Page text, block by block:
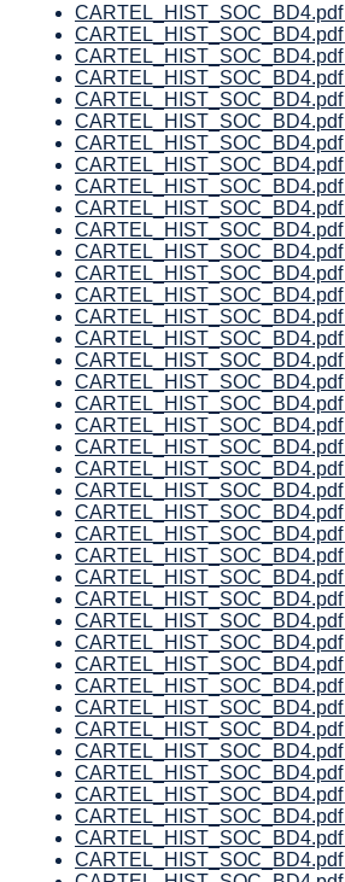
CARTEL_HIST_SOC_BD4.pdf
CARTEL_HIST_SOC_BD4.pdf
CARTEL_HIST_SOC_BD4.pdf
CARTEL_HIST_SOC_BD4.pdf
CARTEL_HIST_SOC_BD4.pdf
CARTEL_HIST_SOC_BD4.pdf
CARTEL_HIST_SOC_BD4.pdf
CARTEL_HIST_SOC_BD4.pdf
CARTEL_HIST_SOC_BD4.pdf
CARTEL_HIST_SOC_BD4.pdf
CARTEL_HIST_SOC_BD4.pdf
CARTEL_HIST_SOC_BD4.pdf
CARTEL_HIST_SOC_BD4.pdf
CARTEL_HIST_SOC_BD4.pdf
CARTEL_HIST_SOC_BD4.pdf
CARTEL_HIST_SOC_BD4.pdf
CARTEL_HIST_SOC_BD4.pdf
CARTEL_HIST_SOC_BD4.pdf
CARTEL_HIST_SOC_BD4.pdf
CARTEL_HIST_SOC_BD4.pdf
CARTEL_HIST_SOC_BD4.pdf
CARTEL_HIST_SOC_BD4.pdf
CARTEL_HIST_SOC_BD4.pdf
CARTEL_HIST_SOC_BD4.pdf
CARTEL_HIST_SOC_BD4.pdf
CARTEL_HIST_SOC_BD4.pdf
CARTEL_HIST_SOC_BD4.pdf
CARTEL_HIST_SOC_BD4.pdf
CARTEL_HIST_SOC_BD4.pdf
CARTEL_HIST_SOC_BD4.pdf
CARTEL_HIST_SOC_BD4.pdf
CARTEL_HIST_SOC_BD4.pdf
CARTEL_HIST_SOC_BD4.pdf
CARTEL_HIST_SOC_BD4.pdf
CARTEL_HIST_SOC_BD4.pdf
CARTEL_HIST_SOC_BD4.pdf
CARTEL_HIST_SOC_BD4.pdf
CARTEL_HIST_SOC_BD4.pdf
CARTEL_HIST_SOC_BD4.pdf
CARTEL_HIST_SOC_BD4.pdf